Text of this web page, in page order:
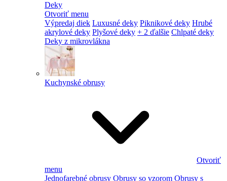
Deky
Otvoriť menu
Výpredaj diek Luxusné deky Piknikové deky Hrubé
akrylové deky Plyšové deky + 2 ďalšie Chlpaté deky
Deky z mikrovlákna
Kuchynské obrusy
Otvoriť
menu
Jednofarebné obrusy Obrusy so vzorom Obrusy s